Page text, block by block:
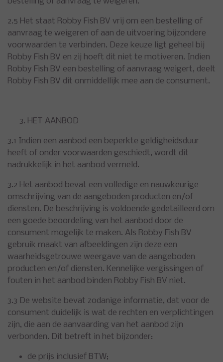
2.5 Het staat Robby Fish BV vrij om een bestelling of
aanvraag te weigeren of aan de uitvoering bijzondere
voorwaarden te verbinden. Deze keuze ligt geheel bij
Robby Fish BV en zij hoeft dit niet te motiveren. Indien
Robby Fish BV een bestelling of aanvraag weigert, deelt
Robby Fish BV dit onmiddellijk mee aan de consument.
HET AANBOD
3.1 Indien een aanbod een beperkte geldigheidsduur
heeft of onder voorwaarden geschiedt, wordt dit
nadrukkelijk in het aanbod vermeld.
3.2 Het aanbod bevat een volledige en nauwkeurige
omschrijving van de aangeboden producten en/of
diensten. De beschrijving is voldoende gedetailleerd om
een goede beoordeling van het aanbod door de
consument mogelijk te maken. Als Robby Fish BV
gebruik maakt van afbeeldingen zijn deze een
waarheidsgetrouwe weergave van de aangeboden
producten en/of diensten. Kennelijke vergissingen of
fouten in het aanbod binden Robby Fish BV niet.
3.3 De website bevat zodanige informatie, dat voor de
consument duidelijk is wat de rechten en verplichtingen
zijn, die aan de aanvaarding van het aanbod zijn
verbonden. Dit betreft in het bijzonder:
de prijs inclusief BTW;